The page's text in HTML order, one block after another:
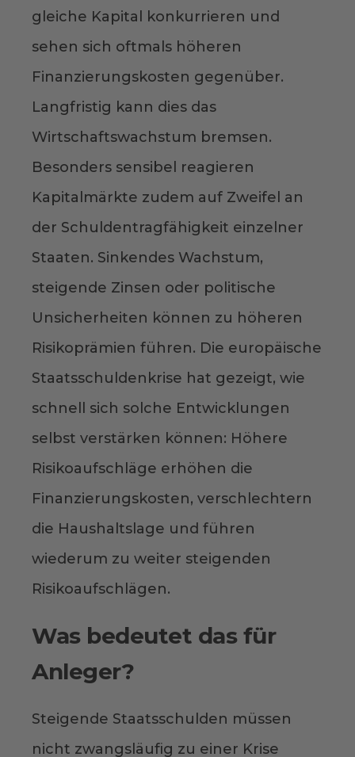
gleiche Kapital konkurrieren und
sehen sich oftmals höheren
Finanzierungskosten gegenüber.
Langfristig kann dies das
Wirtschaftswachstum bremsen.
Besonders sensibel reagieren
Kapitalmärkte zudem auf Zweifel an
der Schuldentragfähigkeit einzelner
Staaten. Sinkendes Wachstum,
steigende Zinsen oder politische
Unsicherheiten können zu höheren
Risikoprämien führen. Die europäische
Staatsschuldenkrise hat gezeigt, wie
schnell sich solche Entwicklungen
selbst verstärken können: Höhere
Risikoaufschläge erhöhen die
Finanzierungskosten, verschlechtern
die Haushaltslage und führen
wiederum zu weiter steigenden
Risikoaufschlägen.
Was bedeutet das für
Anleger?
Steigende Staatsschulden müssen
nicht zwangsläufig zu einer Krise